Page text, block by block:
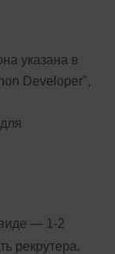
указана в
Developer",
— 1-2
рекрутера.